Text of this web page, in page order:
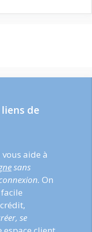
de
aide à
sans
On
se